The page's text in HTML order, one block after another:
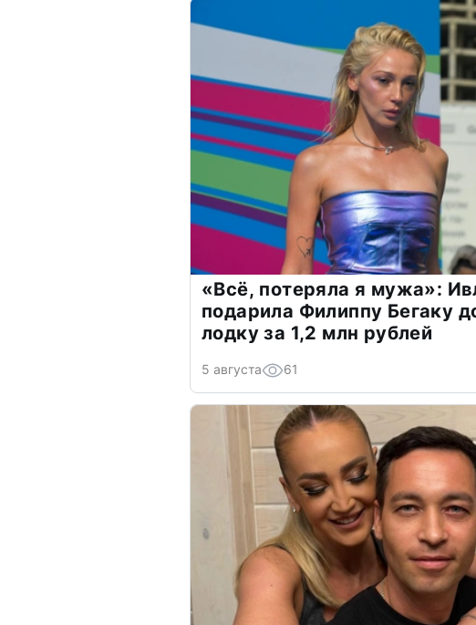
«Всё, потеряла я мужа»:
подарила Филиппу Бегаку
лодку за 1,2 млн рублей
5 августа 61